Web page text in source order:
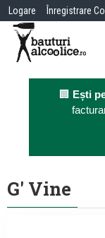
Logare Înregistrare
🏢 Ești
G' Vine